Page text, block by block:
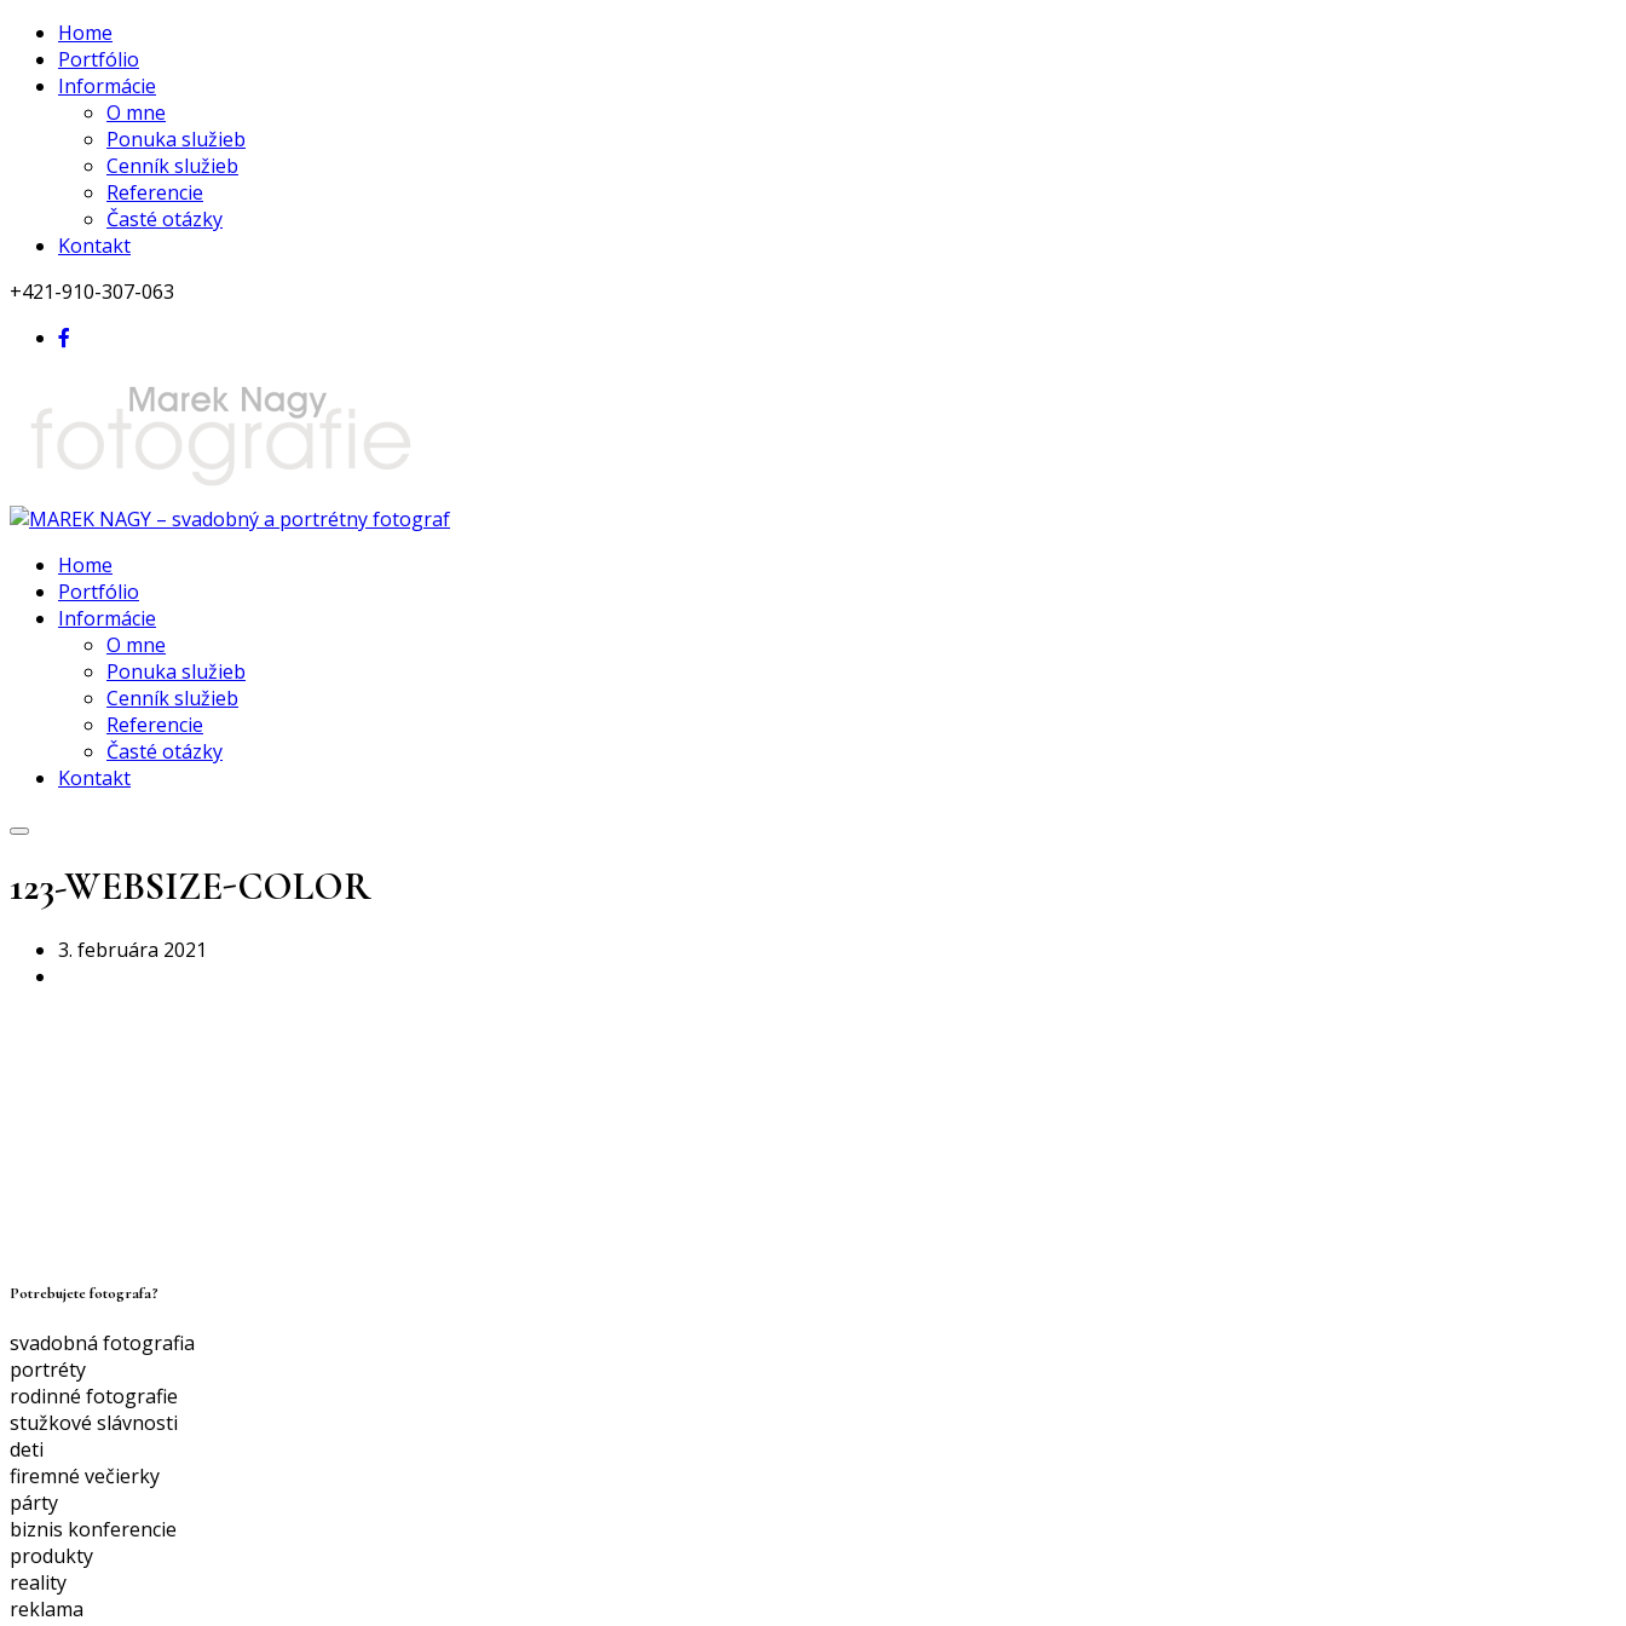
Home
Portfólio
Informácie
O mne
Ponuka služieb
Cenník služieb
Referencie
Časté otázky
Kontakt
+421-910-307-063
Home
Portfólio
Informácie
O mne
Ponuka služieb
Cenník služieb
Referencie
Časté otázky
Kontakt
123-WEBSIZE-COLOR
3. februára 2021
Potrebujete fotografa?
svadobná fotografia
portréty
rodinné fotografie
stužkové slávnosti
deti
firemné večierky
párty
biznis konferencie
produkty
reality
reklama